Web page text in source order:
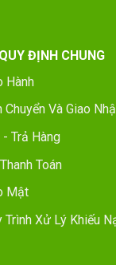
ĐỊNH CHUNG
Hành
Chuyển Và Giao
Trả Hàng
Toán
Mật
Trình Xử Lý Khiếu